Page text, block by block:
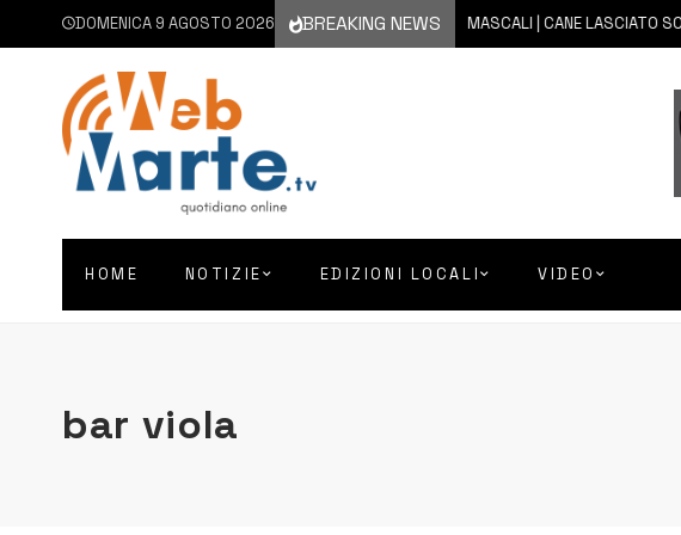
DOMENICA 9 AGOSTO 2026 BREAKING NEWS
9 AGOSTO 2026 MASCALI | CANE LASCIATO
HOME NOTIZIE EDIZIONI LOCALI VIDEO
bar viola